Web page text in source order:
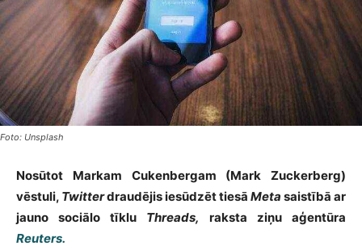
Foto: Unsplash
Nosūtot Markam Cukenbergam (Mark Zuckerberg)
vēstuli, Twitterdraudējis iesūdzēt tiesā Meta saistībā ar
jauno sociālo tīklu Threads,
raksta ziņu aģentūra
Reuters.